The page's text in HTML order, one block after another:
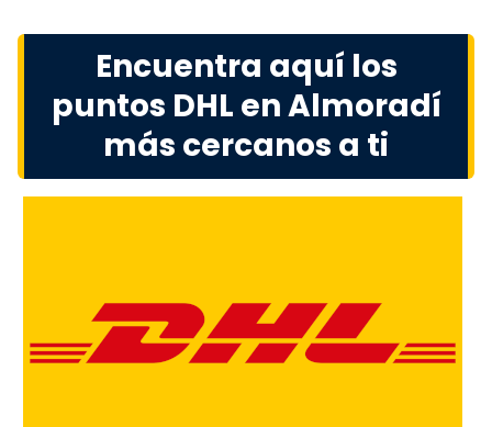
Encuentra aquí los
puntos DHL en Almoradí
más cercanos a ti